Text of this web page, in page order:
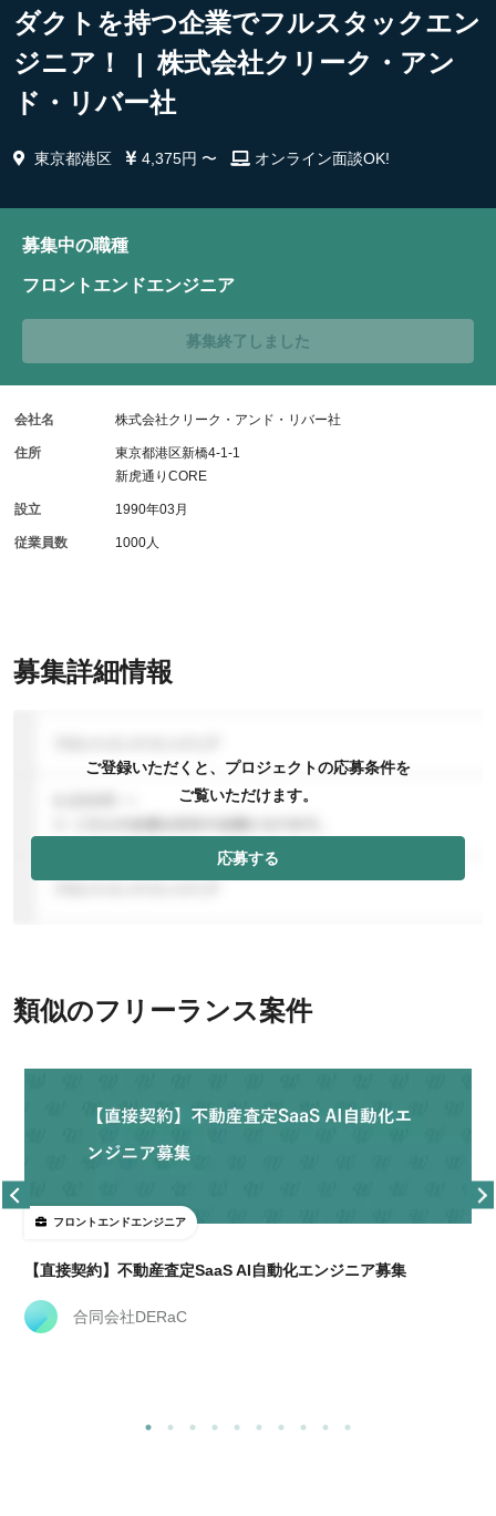
ダクトを持つ企業でフルスタックエン
ジニア！ | 株式会社クリーク・アン
ド・リバー社
東京都港区 4,375円 〜 オンライン面談OK!
募集詳細情報
ご登録いただくと、プロジェクトの応募条件を
ご覧いただけます。
応募する
募集中の職種
フロントエンドエンジニア
募集終了しました
会社名 株式会社クリーク・アンド・リバー社
住所
東京都港区新橋4-1-1
新虎通りCORE
設立 1990年03月
従業員数 1000人
類似のフリーランス案件
フロントエンドエンジニア
【直接契約】不動産査定SaaS AI自動化エンジニア募集
合同会社DERaC